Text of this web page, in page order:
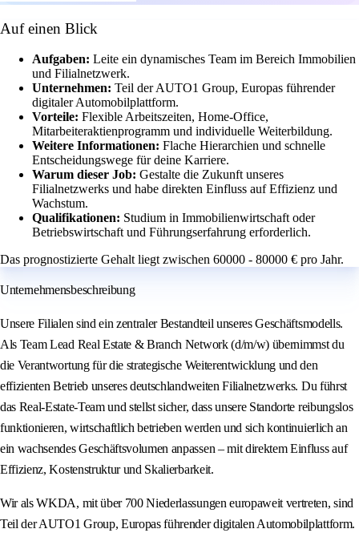
Auf einen Blick
Aufgaben: Leite ein dynamisches Team im Bereich Immobilien
und Filialnetzwerk.
Unternehmen: Teil der AUTO1 Group, Europas führender
digitaler Automobilplattform.
Vorteile: Flexible Arbeitszeiten, Home-Office,
Mitarbeiteraktienprogramm und individuelle Weiterbildung.
Weitere Informationen: Flache Hierarchien und schnelle
Entscheidungswege für deine Karriere.
Warum dieser Job: Gestalte die Zukunft unseres
Filialnetzwerks und habe direkten Einfluss auf Effizienz und
Wachstum.
Qualifikationen: Studium in Immobilienwirtschaft oder
Betriebswirtschaft und Führungserfahrung erforderlich.
Das prognostizierte Gehalt liegt zwischen 60000 - 80000 € pro Jahr.
Unternehmensbeschreibung
Unsere Filialen sind ein zentraler Bestandteil unseres Geschäftsmodells.
Als Team Lead Real Estate & Branch Network (d/m/w) übernimmst du
die Verantwortung für die strategische Weiterentwicklung und den
effizienten Betrieb unseres deutschlandweiten Filialnetzwerks. Du führst
das Real-Estate-Team und stellst sicher, dass unsere Standorte reibungslos
funktionieren, wirtschaftlich betrieben werden und sich kontinuierlich an
ein wachsendes Geschäftsvolumen anpassen – mit direktem Einfluss auf
Effizienz, Kostenstruktur und Skalierbarkeit.
Wir als WKDA, mit über 700 Niederlassungen europaweit vertreten, sind
Teil der AUTO1 Group, Europas führender digitalen Automobilplattform.